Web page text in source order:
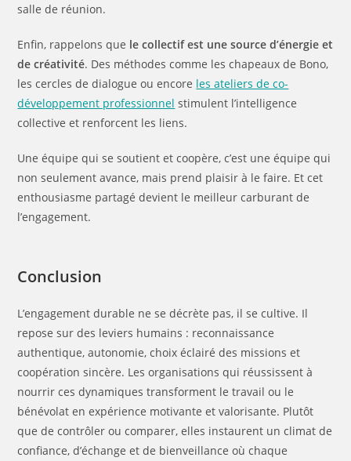
salle de réunion.
Enfin, rappelons que le collectif est une source d’énergie et
de créativité. Des méthodes comme les chapeaux de Bono,
les cercles de dialogue ou encore les ateliers de co-
développement professionnel stimulent l’intelligence
collective et renforcent les liens.
Une équipe qui se soutient et coopère, c’est une équipe qui
non seulement avance, mais prend plaisir à le faire. Et cet
enthousiasme partagé devient le meilleur carburant de
l’engagement.
Conclusion
L’engagement durable ne se décrète pas, il se cultive. Il
repose sur des leviers humains : reconnaissance
authentique, autonomie, choix éclairé des missions et
coopération sincère. Les organisations qui réussissent à
nourrir ces dynamiques transforment le travail ou le
bénévolat en expérience motivante et valorisante. Plutôt
que de contrôler ou comparer, elles instaurent un climat de
confiance, d’échange et de bienveillance où chaque